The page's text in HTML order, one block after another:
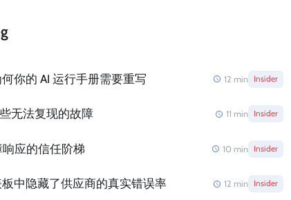
你的 AI 运行手册需要重写 12 min Insider
无法复现的故障 11 min Insider
应的信任阶梯 10 min Insider
中隐藏了供应商的真实错误率 12 min Insider